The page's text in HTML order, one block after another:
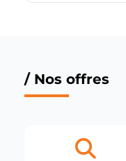
/ Nos offres